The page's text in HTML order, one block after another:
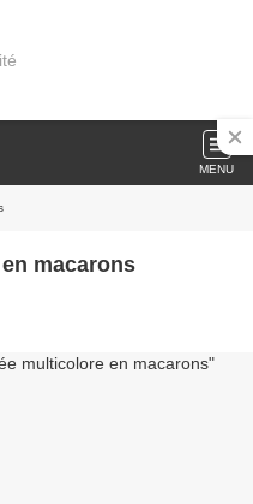
MENU
macarons